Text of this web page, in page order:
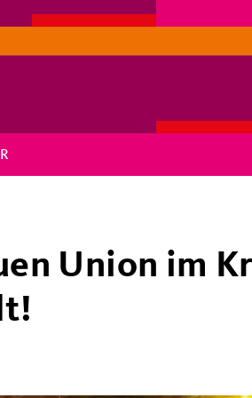
Union im